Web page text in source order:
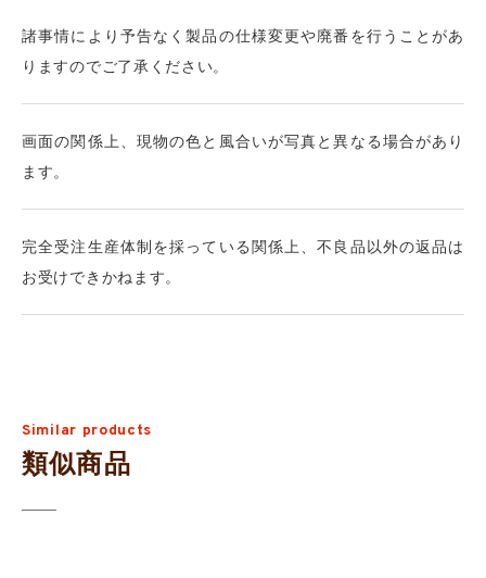
諸事情により予告なく製品の仕様変更や廃番を行うことがあ
りますのでご了承ください。
画面の関係上、現物の色と風合いが写真と異なる場合があり
ます。
完全受注生産体制を採っている関係上、不良品以外の返品は
お受けできかねます。
Similar products
類似商品